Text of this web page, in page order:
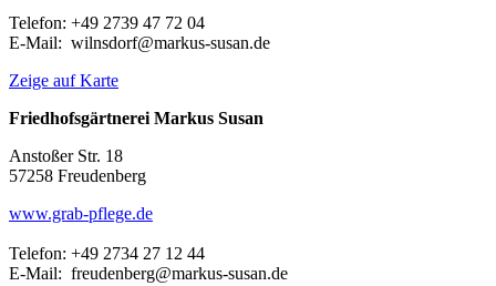
Telefon: +49 2739 47 72 04
E-Mail: wilnsdorf@markus-susan.de
Zeige auf Karte
Friedhofsgärtnerei Markus Susan
Anstoßer Str. 18
57258 Freudenberg
www.grab-pflege.de
Telefon: +49 2734 27 12 44
E-Mail: freudenberg@markus-susan.de